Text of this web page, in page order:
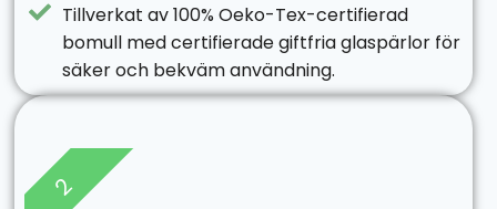
Tillverkat av 100% Oeko-Tex-certifierad
bomull med certifierade giftfria glaspärlor för
säker och bekväm användning.
2